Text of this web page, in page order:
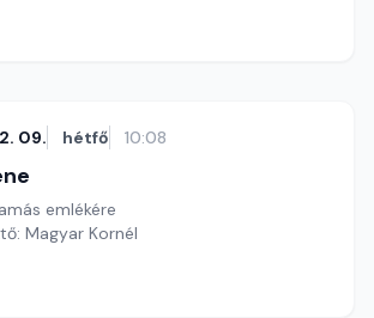
09. hétfő 10:08
emlékére
Magyar Kornél